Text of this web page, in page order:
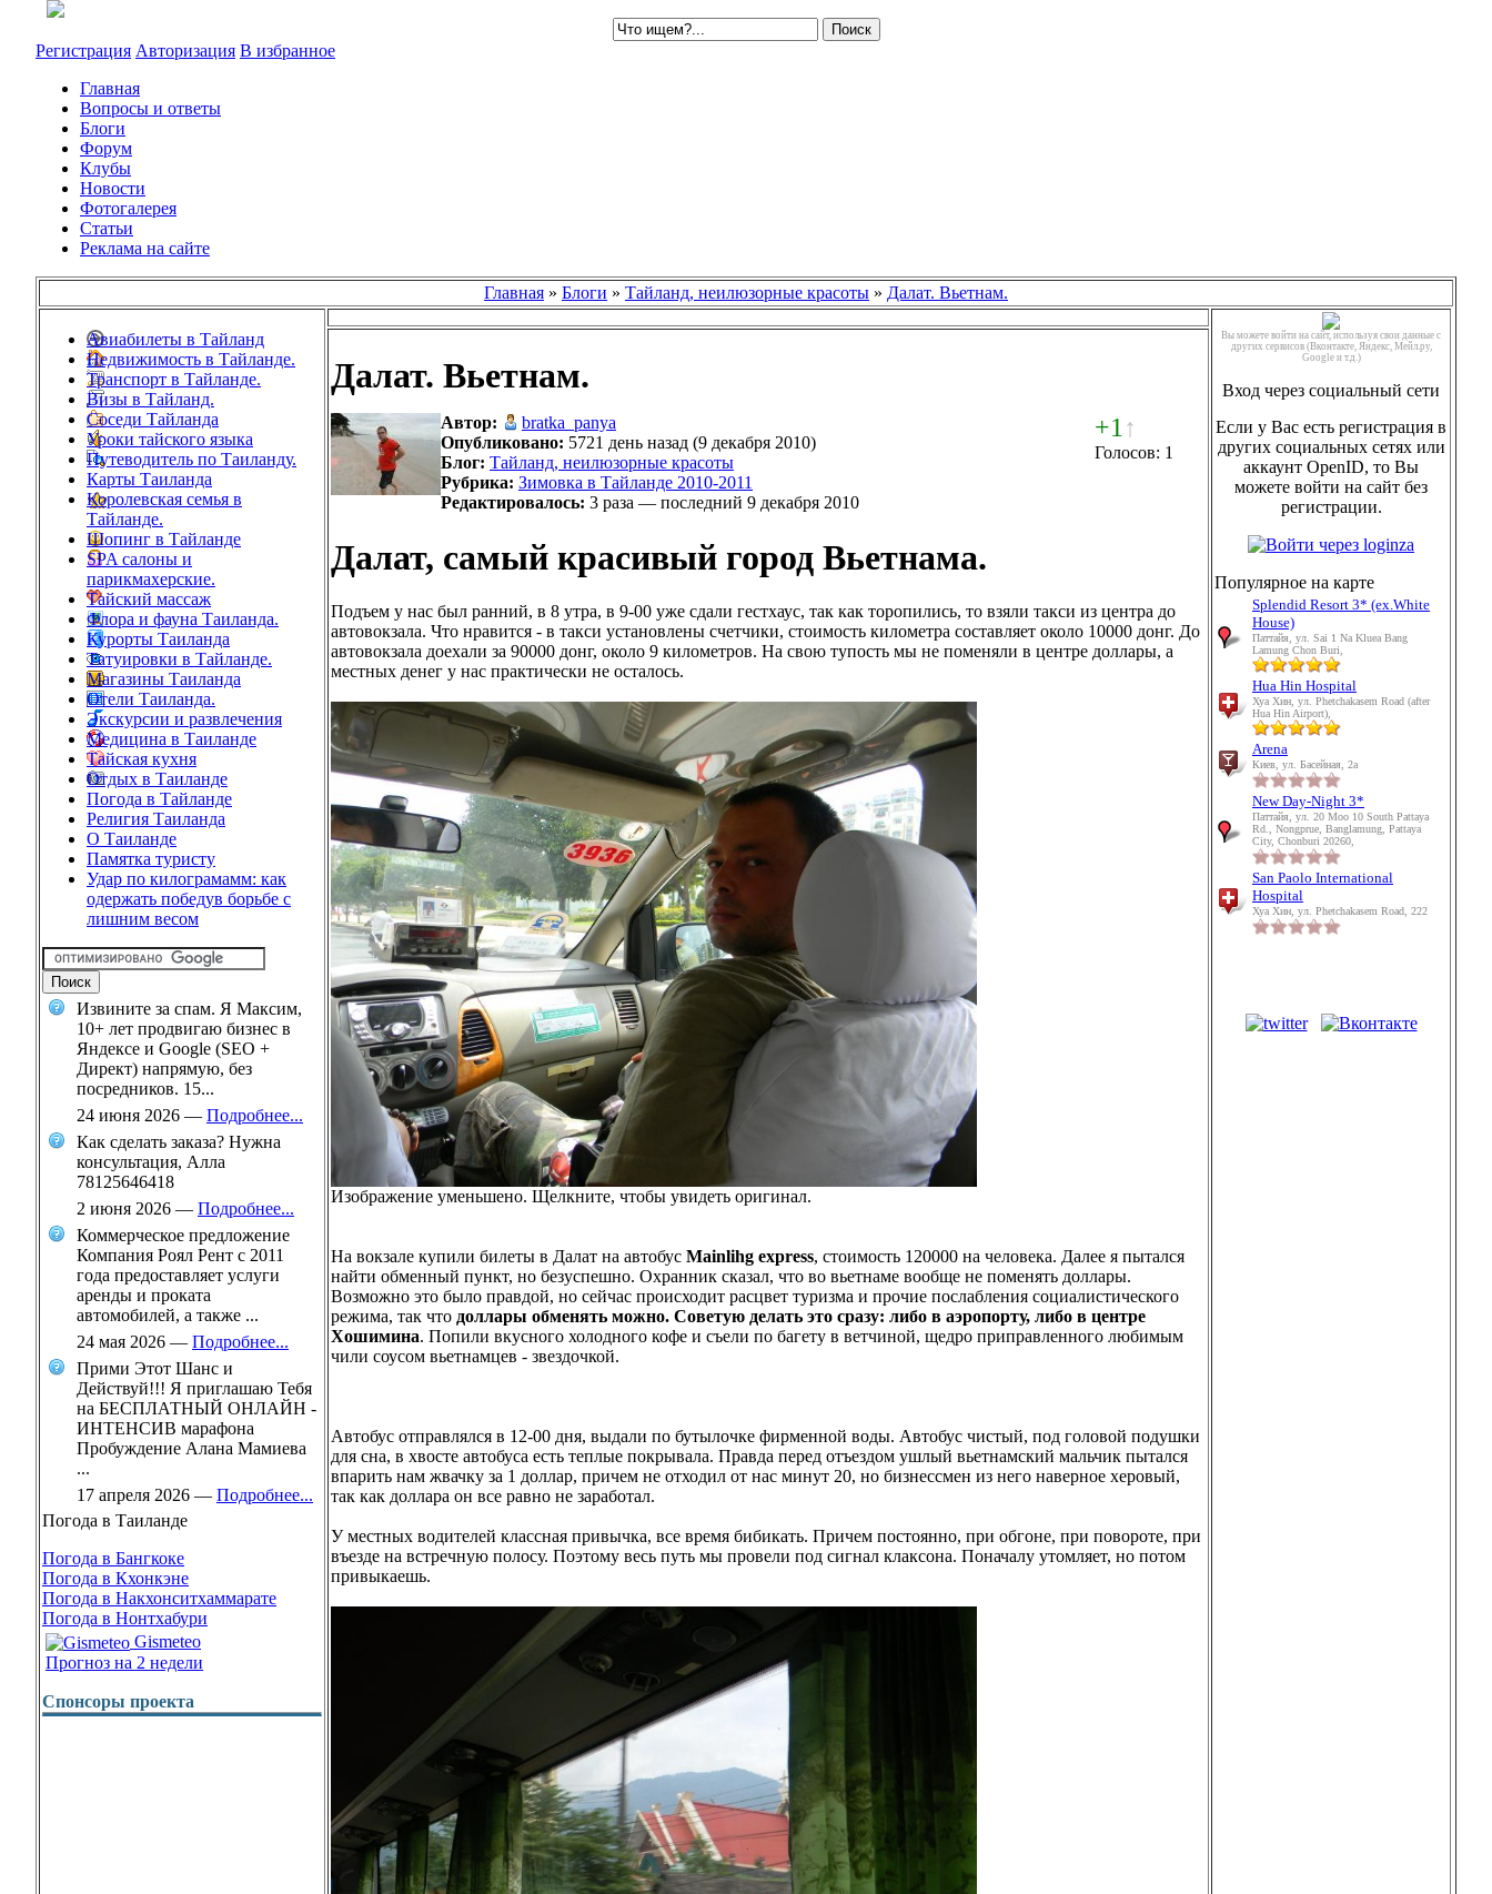
Регистрация Авторизация В избранное
Главная
Вопросы и ответы
Блоги
Форум
Клубы
Новости
Фотогалерея
Статьи
Реклама на сайте
Главная » Блоги » Тайланд, неилюзорные красоты » Далат. Вьетнам.
Авиабилеты в Тайланд
Недвижимость в Тайланде.
Транспорт в Тайланде.
Визы в Тайланд.
Соседи Тайланда
Уроки тайского языка
Путеводитель по Таиланду.
Карты Таиланда
Королевская семья в
Тайланде.
Шопинг в Тайланде
SPA салоны и
парикмахерские.
Тайский массаж
Флора и фауна Таиланда.
Курорты Таиланда
Татуировки в Тайланде.
Магазины Таиланда
Отели Таиланда.
Экскурсии и развлечения
Медицина в Таиланде
Тайская кухня
Отдых в Таиланде
Погода в Тайланде
Религия Таиланда
О Таиланде
Памятка туристу
Удар по килограмамм: как
одержать победув борьбе с
лишним весом
Извините за спам. Я Максим,
10+ лет продвигаю бизнес в
Яндексе и Google (SEO +
Директ) напрямую, без
посредников. 15...
24 июня 2026 — Подробнее...
Как сделать заказа? Нужна
консультация, Алла
78125646418
2 июня 2026 — Подробнее...
Коммерческое предложение
Компания Роял Рент с 2011
года предоставляет услуги
аренды и проката
автомобилей, а также ...
24 мая 2026 — Подробнее...
Прими Этот Шанс и
Действуй!!! Я приглашаю Тебя
на БЕСПЛАТНЫЙ ОНЛАЙН -
ИНТЕНСИВ марафона
Пробуждение Алана Мамиева
...
17 апреля 2026 — Подробнее...
Погода в Таиланде
Погода в Бангкоке
Погода в Кхонкэне
Погода в Накхонситхаммарате
Погода в Нонтхабури
Gismeteo
Прогноз на 2 недели
Спонсоры проекта
Вы можете войти на сайт, используя свои данные с
других сервисов (Вконтакте, Яндекс, Мейл.ру,
Google и т.д.)
Вход через социальный сети
Если у Вас есть регистрация в
других социальных сетях или
аккаунт OpenID, то Вы
можете войти на сайт без
регистрации.
Популярное на карте
Splendid Resort 3* (ex.White
House)
Паттайя, ул. Sai 1 Na Kluea Bang
Lamung Chon Buri,
Hua Hin Hospital
Хуа Хин, ул. Phetchakasem Road (after
Hua Hin Airport),
Arena
Киев, ул. Басейная, 2а
New Day-Night 3*
Паттайя, ул. 20 Moo 10 South Pattaya
Rd., Nongprue, Banglamung, Pattaya
City, Chonburi 20260,
San Paolo International
Hospital
Хуа Хин, ул. Phetchakasem Road, 222
Далат. Вьетнам.
Автор:
bratka_panya
Опубликовано: 5721 день назад (9 декабря 2010)
Блог: Тайланд, неилюзорные красоты
Рубрика: Зимовка в Тайланде 2010-2011
Редактировалось: 3 раза — последний 9 декабря 2010
+1↑
Голосов: 1
Далат, самый красивый город Вьетнама.
Подъем у нас был ранний, в 8 утра, в 9-00 уже сдали гестхаус, так как торопились, то взяли такси из центра до
автовокзала. Что нравится - в такси установлены счетчики, стоимость километра составляет около 10000 донг. До
автовокзала доехали за 90000 донг, около 9 километров. На свою тупость мы не поменяли в центре доллары, а
местных денег у нас практически не осталось.
Изображение уменьшено. Щелкните, чтобы увидеть оригинал.
На вокзале купили билеты в Далат на автобус Mainlihg express, стоимость 120000 на человека. Далее я пытался
найти обменный пункт, но безуспешно. Охранник сказал, что во вьетнаме вообще не поменять доллары.
Возможно это было правдой, но сейчас происходит расцвет туризма и прочие послабления социалистического
режима, так что доллары обменять можно. Советую делать это сразу: либо в аэропорту, либо в центре
Хошимина. Попили вкусного холодного кофе и съели по багету в ветчиной, щедро приправленного любимым
чили соусом вьетнамцев - звездочкой.
Автобус отправлялся в 12-00 дня, выдали по бутылочке фирменной воды. Автобус чистый, под головой подушки
для сна, в хвосте автобуса есть теплые покрывала. Правда перед отъездом ушлый вьетнамский мальчик пытался
впарить нам жвачку за 1 доллар, причем не отходил от нас минут 20, но бизнессмен из него наверное херовый,
так как доллара он все равно не заработал.
У местных водителей классная привычка, все время бибикать. Причем постоянно, при обгоне, при повороте, при
въезде на встречную полосу. Поэтому весь путь мы провели под сигнал клаксона. Поначалу утомляет, но потом
привыкаешь.